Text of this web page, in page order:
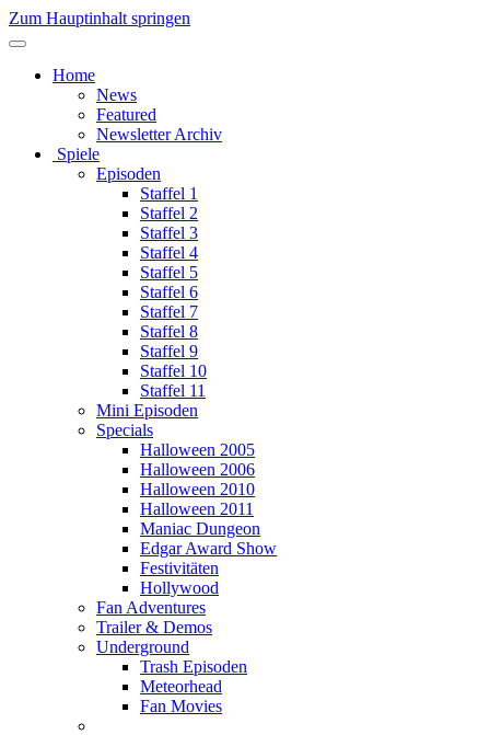
Zum Hauptinhalt springen
Home
News
Featured
Newsletter Archiv
Spiele
Episoden
Staffel 1
Staffel 2
Staffel 3
Staffel 4
Staffel 5
Staffel 6
Staffel 7
Staffel 8
Staffel 9
Staffel 10
Staffel 11
Mini Episoden
Specials
Halloween 2005
Halloween 2006
Halloween 2010
Halloween 2011
Maniac Dungeon
Edgar Award Show
Festivitäten
Hollywood
Fan Adventures
Trailer & Demos
Underground
Trash Episoden
Meteorhead
Fan Movies